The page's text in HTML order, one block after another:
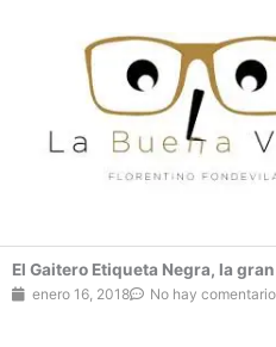
El Gaitero Etiqueta Negra, la
enero 16, 2018 No hay